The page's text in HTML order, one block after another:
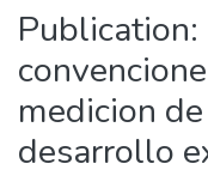
Publication:
medicion
desarrollo